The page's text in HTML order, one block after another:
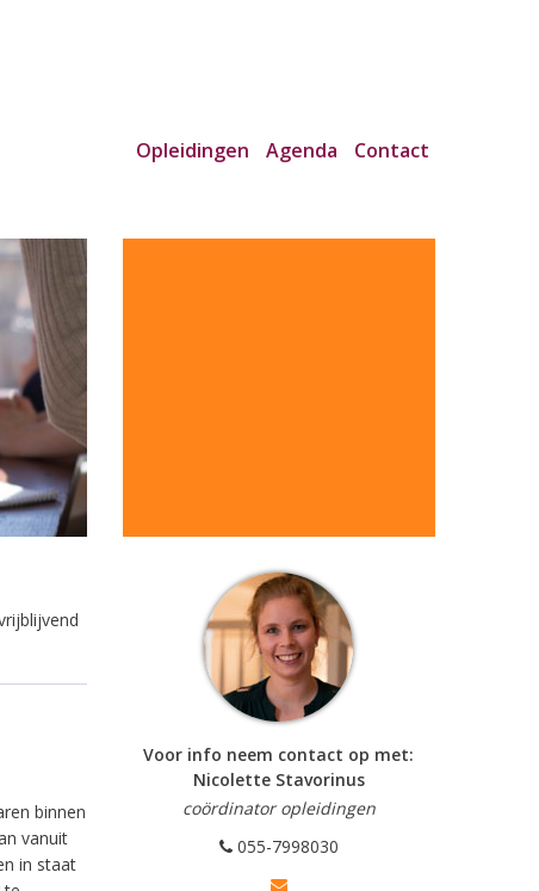
Opleidingen Agenda Contact
binnen
vanuit
in staat
Voor info neem contact op met:
Nicolette Stavorinus
coördinator opleidingen
055-7998030